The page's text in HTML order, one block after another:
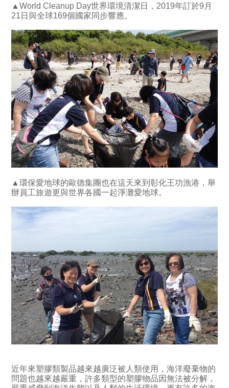
▲World Cleanup Day世界環境清潔日，2019年訂於9月
21日與全球169個國家同步響應。
▲環保愛地球的歐德集團也在這天來到彰化王功漁港，舉
辦員工旅遊更與世界各國一起淨灘愛地球。
近年來塑膠類製品越來越廣泛被人類使用，海洋廢棄物的
問題也越來越嚴重，許多類型的塑膠物品因無法被分解，